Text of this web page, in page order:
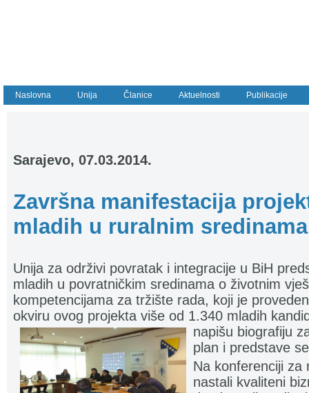
Naslovna Unija Članice Aktuelnosti Publikacije
Sarajevo, 07.03.2014.
Završna manifestacija
mladih u ruralnim sredinama
Unija za održivi povratak i integracije u BiH
mladih u povratničkim sredinama o životnim
kompetencijama za tržište rada, koji je
okviru ovog projekta više od 1.340 mladih
napišu biografiju
plan i predstave
Na konferenciji za
nastali kvaliteni